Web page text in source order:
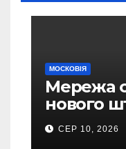
МОСКОВІЯ
Мережа
нового
Росії
відео
СЕР 10, 2026